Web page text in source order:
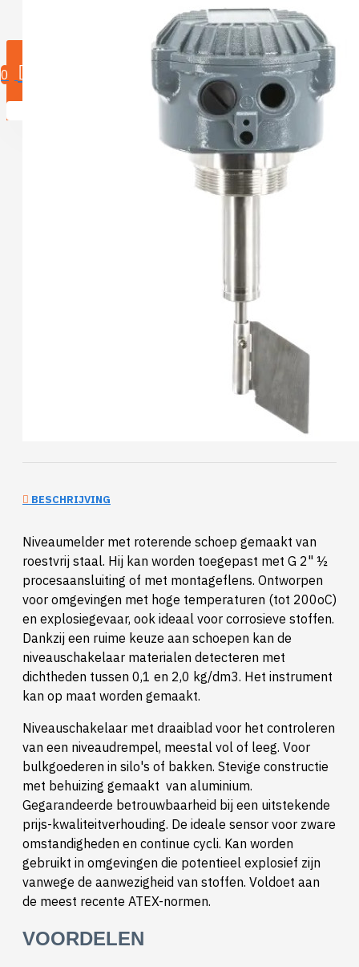
0
U heeft nog geen producten in uw winkelwagen.
BESCHRIJVING
Niveaumelder met roterende schoep gemaakt van
roestvrij staal. Hij kan worden toegepast met G 2" ½
procesaansluiting of met montageflens. Ontworpen
voor omgevingen met hoge temperaturen (tot 200oC)
en explosiegevaar, ook ideaal voor corrosieve stoffen.
Dankzij een ruime keuze aan schoepen kan de
niveauschakelaar materialen detecteren met
dichtheden tussen 0,1 en 2,0 kg/dm3. Het instrument
kan op maat worden gemaakt.
Niveauschakelaar met draaiblad voor het controleren
van een niveaudrempel, meestal vol of leeg. Voor
bulkgoederen in silo's of bakken. Stevige constructie
met behuizing gemaakt van aluminium.
Gegarandeerde betrouwbaarheid bij een uitstekende
prijs-kwaliteitverhouding. De ideale sensor voor zware
omstandigheden en continue cycli. Kan worden
gebruikt in omgevingen die potentieel explosief zijn
vanwege de aanwezigheid van stoffen. Voldoet aan
de meest recente ATEX-normen.
VOORDELEN